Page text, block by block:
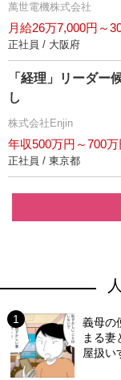
萬世電機株式会社
月給26万7,000円～
正社員 / 大阪府
「経理」リーダー
し
株式会社Enjin
年収500万円～700万
正社員 / 東京都
義母の
まる妻
屋扱い